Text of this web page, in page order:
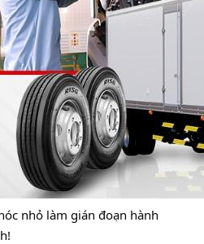
nhỏ làm gián đoạn hành